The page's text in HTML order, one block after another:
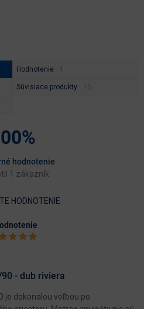
Hodnotenie
Súvisiace produkty
hodnotenie
1 zákazník
HODNOTENIE
- dub riviera
je dokonalou voľbou po